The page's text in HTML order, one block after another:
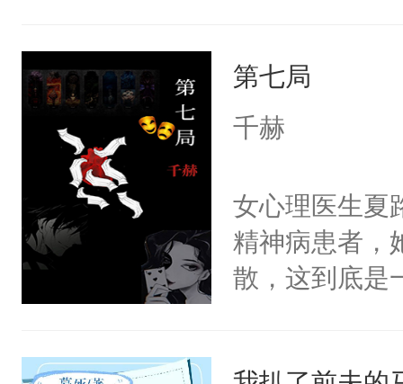
义，他决定参
凌，帮助女主
有血缘的弟
不喜欢我，是
意的校霸学生
其实我也可以
的。本文是万
第七局
千赫
女心理医生夏
精神病患者，
散，这到底是